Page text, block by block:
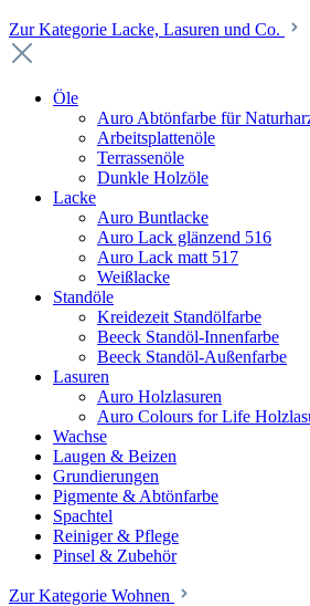
Zur Kategorie Lacke, Lasuren und Co.
Öle
Auro Abtönfarbe für
Arbeitsplattenöle
Terrassenöle
Dunkle Holzöle
Lacke
Auro Buntlacke
Auro Lack glänzend 516
Auro Lack matt 517
Weißlacke
Standöle
Kreidezeit Standölfarbe
Beeck Standöl-Innenfarbe
Beeck Standöl-Außenfarbe
Lasuren
Auro Holzlasuren
Auro Colours for Life
Wachse
Laugen & Beizen
Grundierungen
Pigmente & Abtönfarbe
Spachtel
Reiniger & Pflege
Pinsel & Zubehör
Zur Kategorie Wohnen